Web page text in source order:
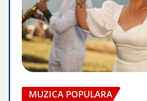
MUZICA POPULARA